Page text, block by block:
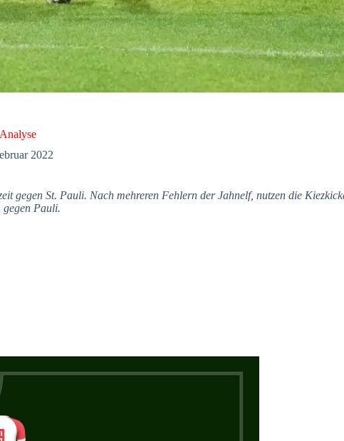
2022
St. Pauli. Nach mehreren Fehlern der Jahnelf, nutzen die
gegen Pauli.